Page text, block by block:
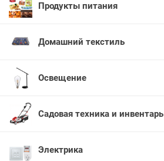
Продукты питания
Домашний текстиль
Освещение
Садовая техника и инвентарь
Электрика